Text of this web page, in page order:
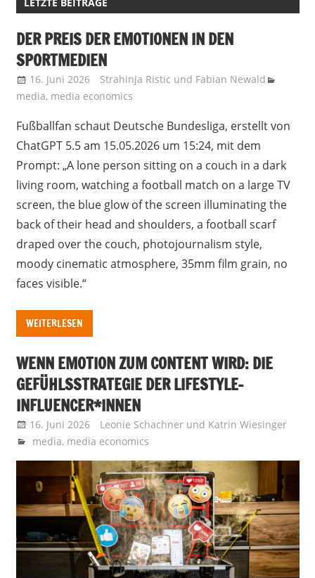
DER PREIS DER EMOTIONEN IN DEN
SPORTMEDIEN
16. Juni 2026 Strahinja Ristic und Fabian Newald
media, media economics
Fußballfan schaut Deutsche Bundesliga, erstellt von
ChatGPT 5.5 am 15.05.2026 um 15:24, mit dem
Prompt: „A lone person sitting on a couch in a dark
living room, watching a football match on a large TV
screen, the blue glow of the screen illuminating the
back of their head and shoulders, a football scarf
draped over the couch, photojournalism style,
moody cinematic atmosphere, 35mm film grain, no
faces visible.“
WEITERLESEN
WENN EMOTION ZUM CONTENT WIRD: DIE
GEFÜHLSSTRATEGIE DER LIFESTYLE-
INFLUENCER*INNEN
16. Juni 2026 Leonie Schachnerund Katrin Wiesinger
media, media economics